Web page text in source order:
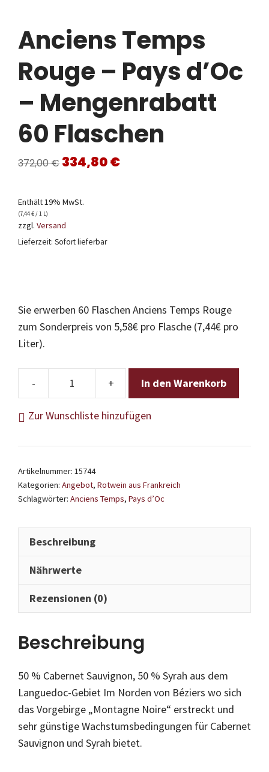
Anciens Temps
Rouge – Pays d’Oc
– Mengenrabatt
60 Flaschen
372,00€ Ursprünglicher
372,00 €
334,80€Aktueller
Enthält 19% MwSt.
(7,44€ / 1 L)
zzgl. Versand
Lieferzeit: Sofort lieferbar
Sie erwerben 60 Flaschen Anciens Temps Rouge
zum Sonderpreis von 5,58€ pro Flasche (7,44€ pro
Liter).
Anciens
Rouge
-
Mengenrabatt
60
In den Warenkorb
Zur Wunschliste hinzufügen
Artikelnummer: 15744
Kategorien: Angebot, Rotwein aus Frankreich
Schlagwörter: Anciens Temps, Pays d’Oc
Beschreibung
Nährwerte
Rezensionen (0)
Beschreibung
50 % Cabernet Sauvignon, 50 % Syrah aus dem
Languedoc-Gebiet Im Norden von Béziers wo sich
das Vorgebirge „Montagne Noire“ erstreckt und
sehr günstige Wachstumsbedingungen für Cabernet
Sauvignon und Syrah bietet.